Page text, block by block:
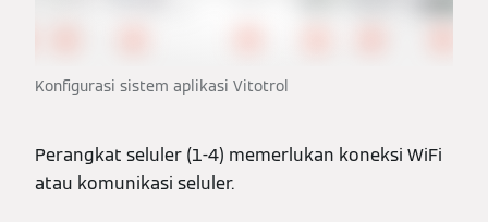
Konfigurasi sistem aplikasi Vitotrol
Perangkat seluler (1-4) memerlukan koneksi WiFi
atau komunikasi seluler.